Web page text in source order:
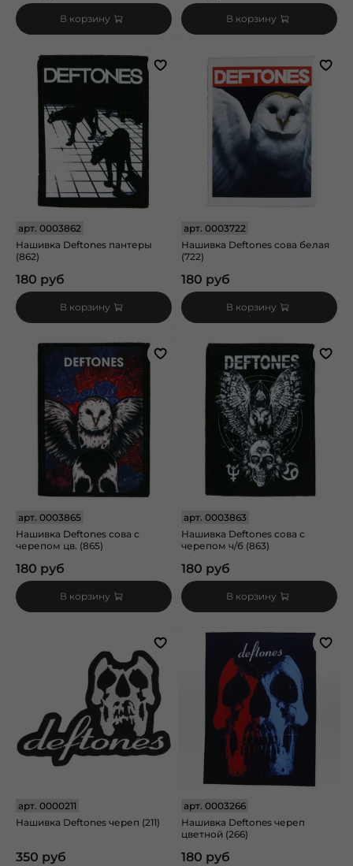
В корзину В корзину
арт. 0003862
Нашивка Deftones пантеры
(862)
180 руб
В корзину
арт.0003722
Нашивка Deftones сова белая
(722)
180 руб
В корзину
арт. 0003865
Нашивка Deftones сова с
черепом цв. (865)
180 руб
В корзину
арт.0003863
Нашивка Deftones сова с
черепом ч/б (863)
180 руб
В корзину
арт. 0000211
Нашивка Deftones череп (211)
350 руб
арт.0003266
Нашивка Deftones череп
цветной (266)
180 руб